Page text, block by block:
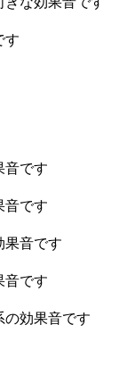
す
音です
音です
果音です
音です
の効果音です